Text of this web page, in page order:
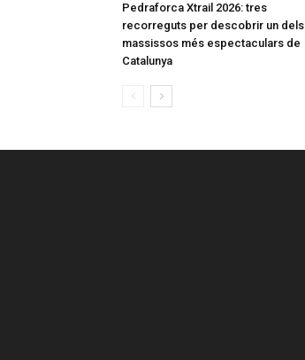
Pedraforca Xtrail 2026: tres
recorreguts per descobrir un dels
massissos més espectaculars de
Catalunya